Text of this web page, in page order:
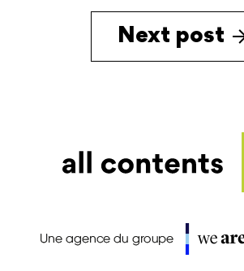
Next post